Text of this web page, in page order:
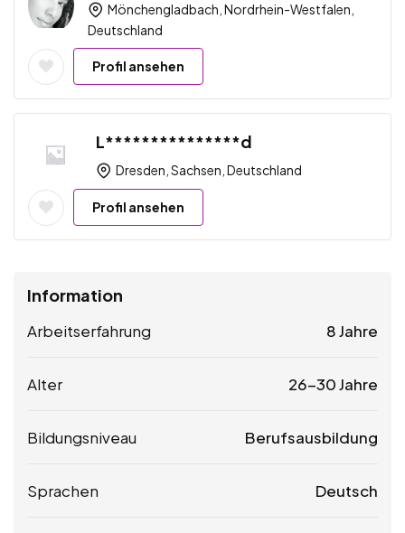
Mönchengladbach, Nordrhein-Westfalen,
Deutschland
Profil ansehen
L***************d
Dresden, Sachsen, Deutschland
Profil ansehen
Information
Arbeitserfahrung 8 Jahre
Alter 26-30 Jahre
Bildungsniveau Berufsausbildung
Sprachen Deutsch